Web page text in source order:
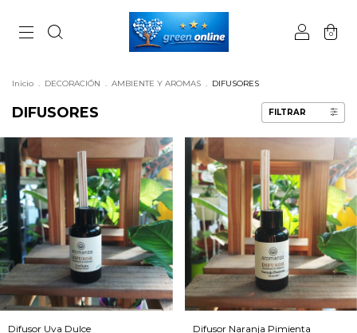
0
Inicio . DECORACIÓN . AMBIENTE Y AROMAS . DIFUSORES
DIFUSORES FILTRAR
Difusor Uva Dulce Difusor Naranja Pimienta